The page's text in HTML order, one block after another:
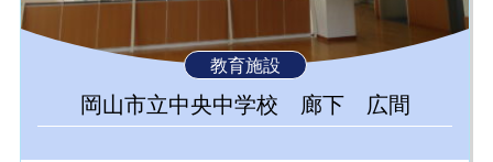
教育施設
岡山市立中央中学校 廊下 広間